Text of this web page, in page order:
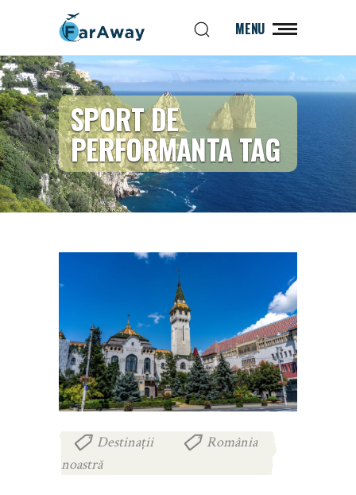
MENU
SPORT DE
PERFORMANTA TAG
Destinații
România
noastră